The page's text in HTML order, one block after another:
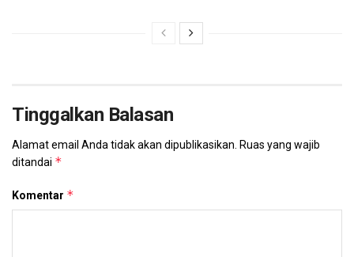
Tinggalkan Balasan
Alamat email Anda tidak akan dipublikasikan. Ruas yang wajib
ditandai *
Komentar *